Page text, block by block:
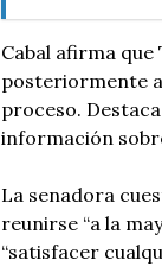
Cabal afirma
posteriormente
proceso.
información
La senadora
reunirse “a la
“satisfacer